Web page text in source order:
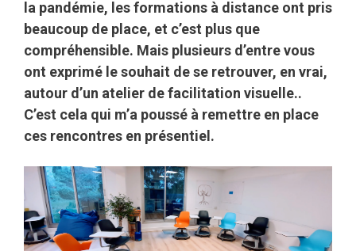
la pandémie, les formations à distance ont pris
beaucoup de place, et c’est plus que
compréhensible. Mais plusieurs d’entre vous
ont exprimé le souhait de se retrouver, en vrai,
autour d’un atelier de facilitation visuelle..
C’est cela qui m’a poussé à remettre en place
ces rencontres en présentiel.